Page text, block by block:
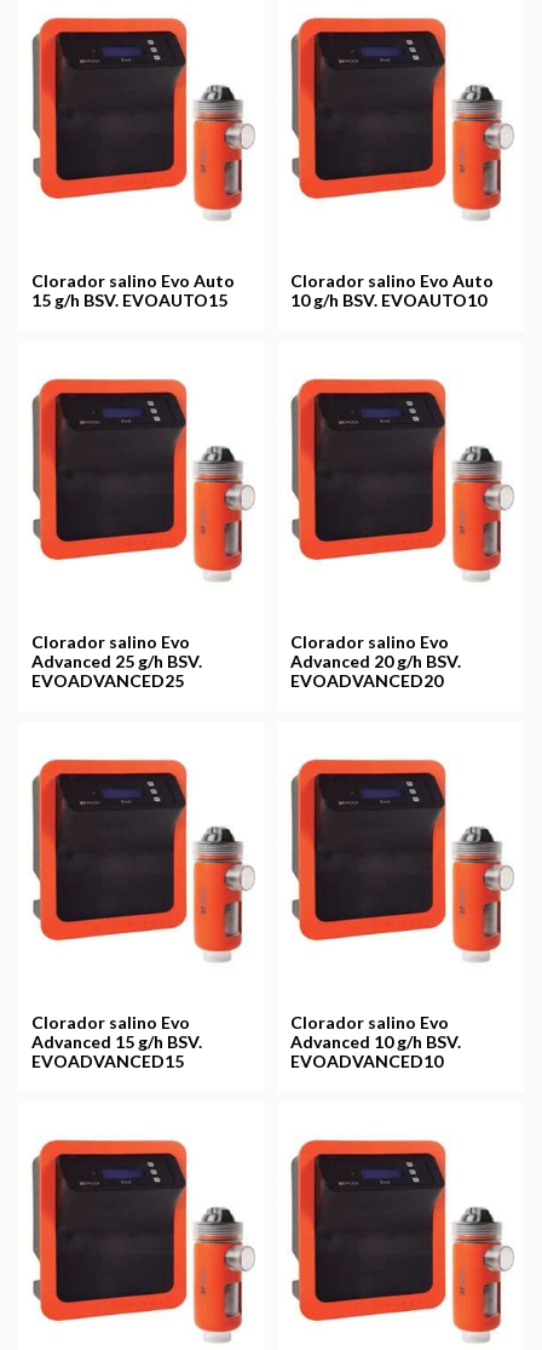
Clorador salino Evo Auto
15 g/h BSV. EVOAUTO15
Clorador salino Evo Auto
10 g/h BSV. EVOAUTO10
Clorador salino Evo
Advanced 25 g/h BSV.
EVOADVANCED25
Clorador salino Evo
Advanced 20 g/h BSV.
EVOADVANCED20
Clorador salino Evo
Advanced 15 g/h BSV.
EVOADVANCED15
Clorador salino Evo
Advanced 10 g/h BSV.
EVOADVANCED10